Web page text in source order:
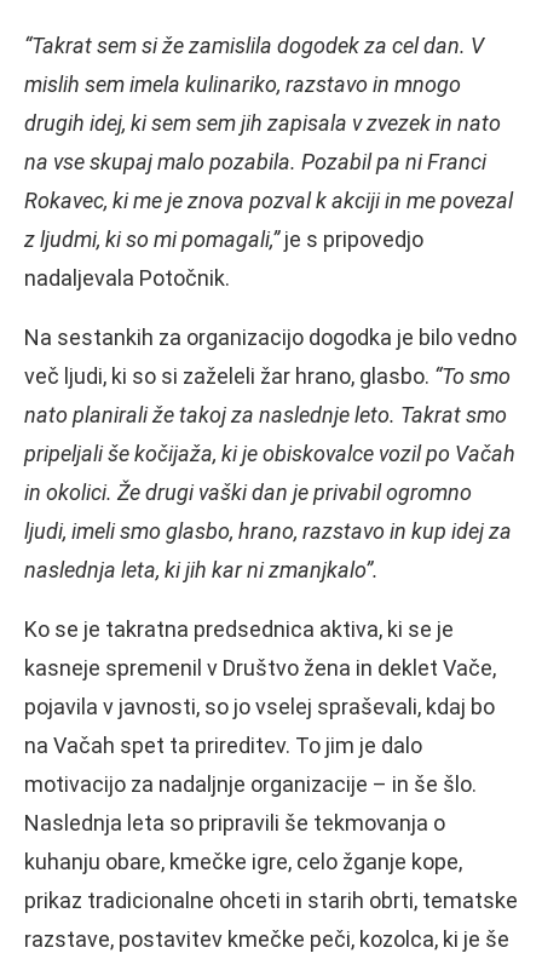
“Takrat sem si že zamislila dogodek za cel dan. V
mislih sem imela kulinariko, razstavo in mnogo
drugih idej, ki sem sem jih zapisala v zvezek in nato
na vse skupaj malo pozabila. Pozabil pa ni Franci
Rokavec, ki me je znova pozval k akciji in me povezal
z ljudmi, ki so mi pomagali,”je s pripovedjo
nadaljevala Potočnik.
Na sestankih za organizacijo dogodka je bilo vedno
več ljudi, ki so si zaželeli žar hrano, glasbo. “To smo
nato planirali že takoj za naslednje leto. Takrat smo
pripeljali še kočijaža, ki je obiskovalce vozil po Vačah
in okolici. Že drugi vaški dan je privabil ogromno
ljudi, imeli smo glasbo, hrano, razstavo in kup idej za
naslednja leta, ki jih kar ni zmanjkalo”.
Ko se je takratna predsednica aktiva, ki se je
kasneje spremenil v Društvo žena in deklet Vače,
pojavila v javnosti, so jo vselej spraševali, kdaj bo
na Vačah spet ta prireditev. To jim je dalo
motivacijo za nadaljnje organizacije – in še šlo.
Naslednja leta so pripravili še tekmovanja o
kuhanju obare, kmečke igre, celo žganje kope,
prikaz tradicionalne ohceti in starih obrti, tematske
razstave, postavitev kmečke peči, kozolca, ki je še